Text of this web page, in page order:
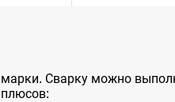
Сварку можно